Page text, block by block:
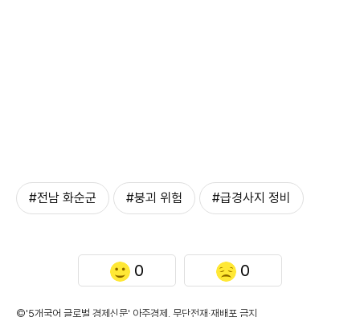
#전남 화순군 #붕괴 위험 #급경사지 정비
0 0
©'5개국어 글로벌 경제신문' 아주경제. 무단전재·재배포 금지